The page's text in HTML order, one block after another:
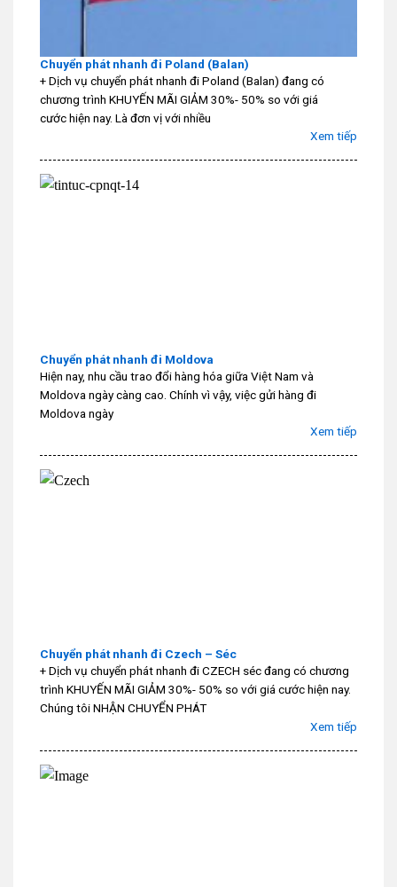
Chuyển phát nhanh đi Poland (Balan)
+ Dịch vụ chuyển phát nhanh đi Poland (Balan) đang có
chương trình KHUYẾN MÃI GIẢM 30%- 50% so với giá
cước hiện nay. Là đơn vị với nhiều
Xem tiếp
Chuyển phát nhanh đi Moldova
Hiện nay, nhu cầu trao đổi hàng hóa giữa Việt Nam và
Moldova ngày càng cao. Chính vì vậy, việc gửi hàng đi
Moldova ngày
Xem tiếp
Chuyển phát nhanh đi Czech – Séc
+ Dịch vụ chuyển phát nhanh đi CZECH séc đang có chương
trình KHUYẾN MÃI GIẢM 30%- 50% so với giá cước hiện nay.
Chúng tôi NHẬN CHUYỂN PHÁT
Xem tiếp